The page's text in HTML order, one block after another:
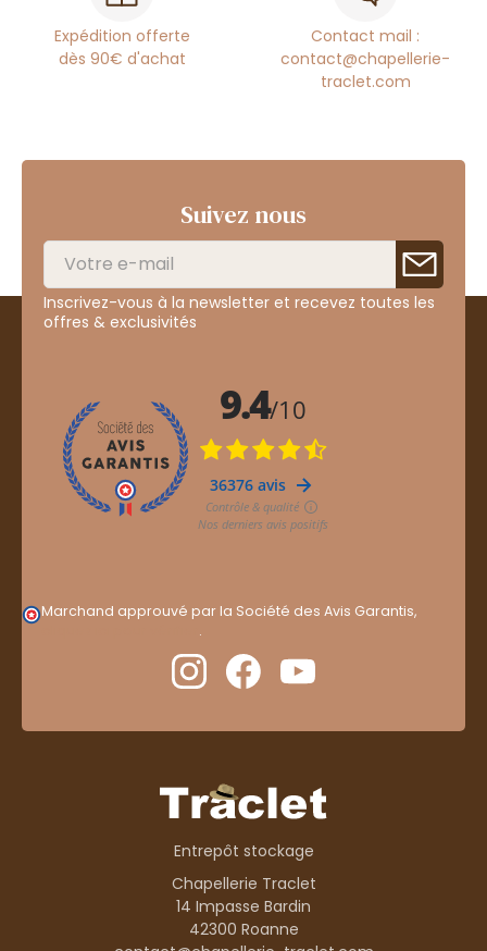
Expédition offerte
dès 90€ d'achat
Contact mail :
contact@chapellerie-
traclet.com
Suivez nous
Inscrivez-vous à la newsletter et recevez toutes les
offres & exclusivités
Marchand approuvé par la Société des Avis Garantis,
.
Entrepôt stockage
Chapellerie Traclet
14 Impasse Bardin
42300 Roanne